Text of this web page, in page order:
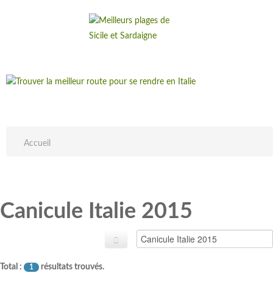
Accueil
Canicule Italie 2015
Total : 1 résultats trouvés.